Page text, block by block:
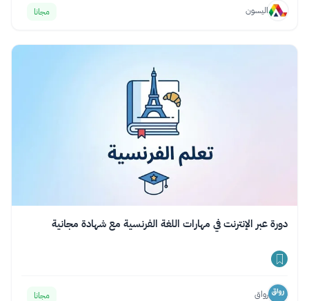
اليسون مجانا
دورة عبر الإنترنت في مهارات اللغة الفرنسية مع شهادة مجانية
رواق مجانا